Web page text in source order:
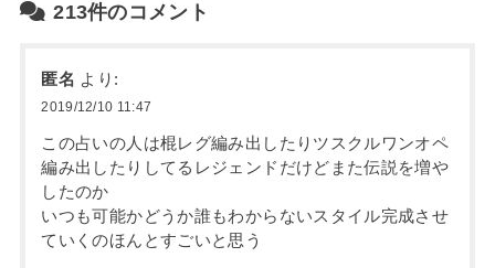
213件のコメント
匿名 より:
2019/12/10 11:47
この占いの人は棍レグ編み出したりツスクルワンオペ
編み出したりしてるレジェンドだけどまた伝説を増や
したのか
いつも可能かどうか誰もわからないスタイル完成させ
ていくのほんとすごいと思う